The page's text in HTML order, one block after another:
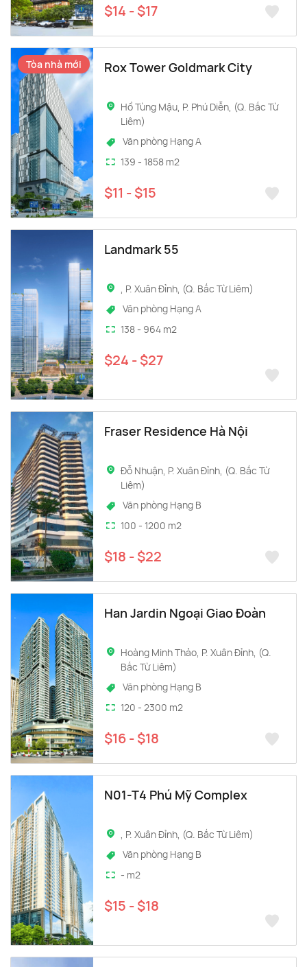
$14 - $17
Tòa nhà mới Rox Tower Goldmark City
Hồ Tùng Mậu, P. Phú Diễn, (Q. Bắc Từ
Liêm)
Văn phòng Hạng A
139 - 1858 m2
$11 - $15
Landmark 55
, P. Xuân Đỉnh, (Q. Bắc Từ Liêm)
Văn phòng Hạng A
138 - 964 m2
$24 - $27
Fraser Residence Hà Nội
Đỗ Nhuận, P. Xuân Đỉnh, (Q. Bắc Từ
Liêm)
Văn phòng Hạng B
100 - 1200 m2
$18 - $22
Han Jardin Ngoại Giao Đoàn
Hoàng Minh Thảo, P. Xuân Đỉnh, (Q.
Bắc Từ Liêm)
Văn phòng Hạng B
120 - 2300 m2
$16 - $18
N01-T4 Phú Mỹ Complex
, P. Xuân Đỉnh, (Q. Bắc Từ Liêm)
Văn phòng Hạng B
- m2
$15 - $18